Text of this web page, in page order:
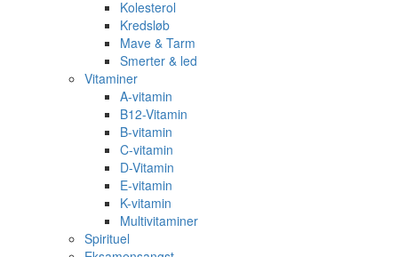
Kolesterol
Kredsløb
Mave & Tarm
Smerter & led
Vitaminer
A-vitamin
B12-Vitamin
B-vitamin
C-vitamin
D-Vitamin
E-vitamin
K-vitamin
Multivitaminer
Spirituel